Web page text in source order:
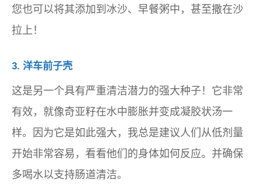
您也可以将其添加到冰沙、早餐粥中，甚至撒在沙
拉上！
3. 洋车前子壳
这是另一个具有严重清洁潜力的强大种子！它非常
有效，就像奇亚籽在水中膨胀并变成凝胶状汤一
样。因为它是如此强大，我总是建议人们从低剂量
开始非常容易，看看他们的身体如何反应。并确保
多喝水以支持肠道清洁。